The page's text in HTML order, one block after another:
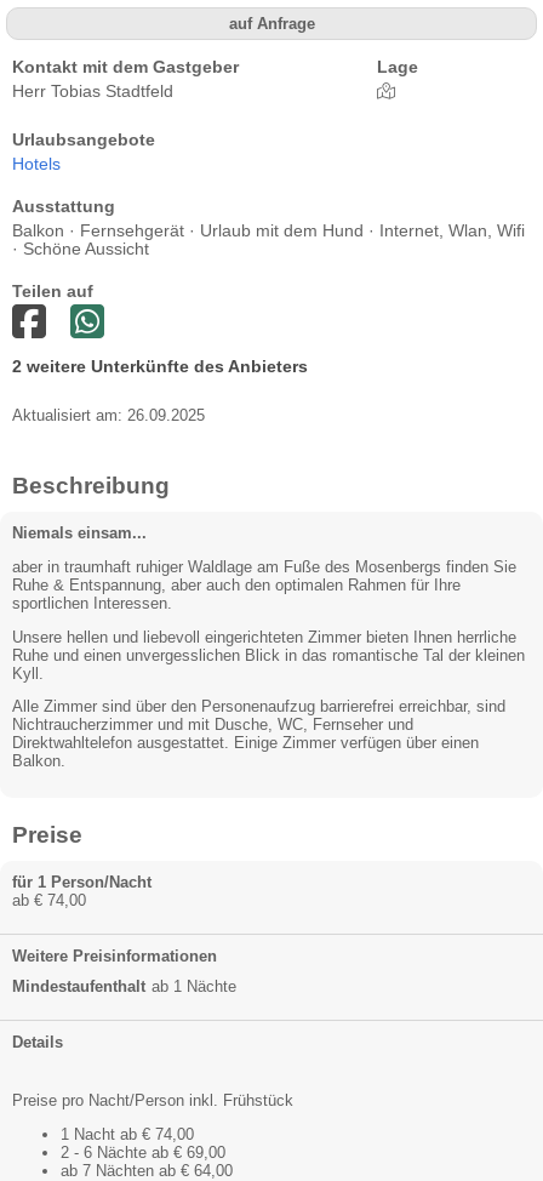
auf Anfrage
Kontakt mit dem Gastgeber
Herr Tobias Stadtfeld
Lage
Urlaubsangebote
Hotels
Ausstattung
Balkon · Fernsehgerät · Urlaub mit dem Hund · Internet, Wlan, Wifi
· Schöne Aussicht
Teilen auf
2 weitere Unterkünfte des Anbieters
Aktualisiert am: 26.09.2025
Beschreibung
Niemals einsam...
aber in traumhaft ruhiger Waldlage am Fuße des Mosenbergs finden Sie
Ruhe & Entspannung, aber auch den optimalen Rahmen für Ihre
sportlichen Interessen.
Unsere hellen und liebevoll eingerichteten Zimmer bieten Ihnen herrliche
Ruhe und einen unvergesslichen Blick in das romantische Tal der kleinen
Kyll.
Alle Zimmer sind über den Personenaufzug barrierefrei erreichbar, sind
Nichtraucherzimmer und mit Dusche, WC, Fernseher und
Direktwahltelefon ausgestattet. Einige Zimmer verfügen über einen
Balkon.
Preise
für 1 Person/Nacht
ab € 74,00
Weitere Preisinformationen
Mindestaufenthalt ab 1 Nächte
Details
Preise pro Nacht/Person inkl. Frühstück
1 Nacht ab € 74,00
2 - 6 Nächte ab € 69,00
ab 7 Nächten ab € 64,00